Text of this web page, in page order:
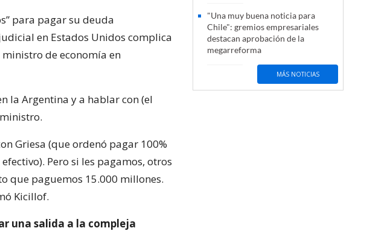
para pagar su deuda
en Estados Unidos complica
ministro de economía en
la Argentina y a hablar con (el
Griesa (que ordenó pagar 100%
Pero si les pagamos, otros
que paguemos 15.000 millones.
Kicillof.
una salida a la compleja
"Una muy buena noticia para
Chile": gremios empresariales
destacan aprobación de la
megarreforma
MÁS NOTICIAS